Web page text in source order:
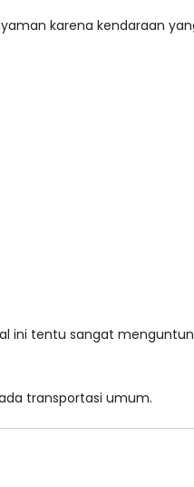
karena kendaraan
ini tentu sangat
transportasi umum.